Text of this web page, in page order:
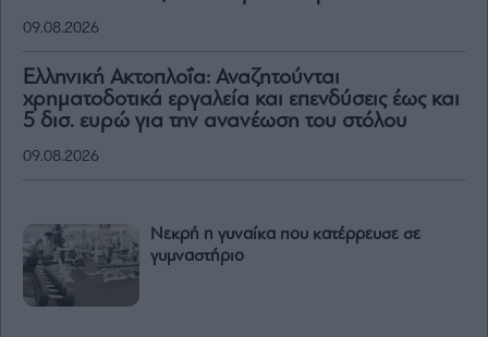
09.08.2026
Ελληνική Ακτοπλοΐα: Αναζητούνται
χρηματοδοτικά εργαλεία και επενδύσεις έως και
5 δισ. ευρώ για την ανανέωση του στόλου
09.08.2026
Νεκρή η γυναίκα που κατέρρευσε σε
γυμναστήριο